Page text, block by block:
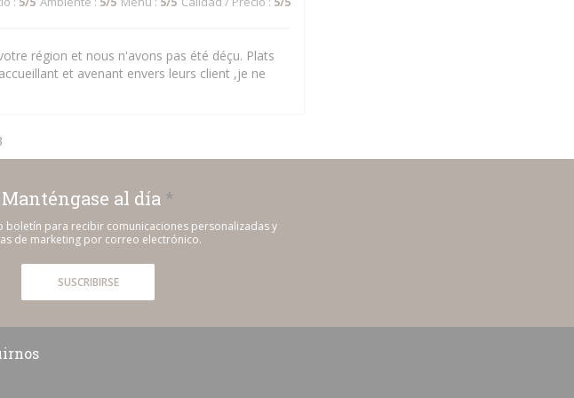
région et nous n'avons pas été déçu. Plats
et avenant envers leurs client ,je ne
Manténgase al día *
boletín para recibir comunicaciones personalizadas y
de marketing por correo electrónico.
SUSCRIBIRSE